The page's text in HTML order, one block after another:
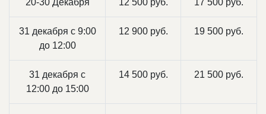
31 декабря с 9:00
до 12:00
12 900 руб. 19 500 руб.
31 декабря с
12:00 до 15:00
14 500 руб. 21 500 руб.